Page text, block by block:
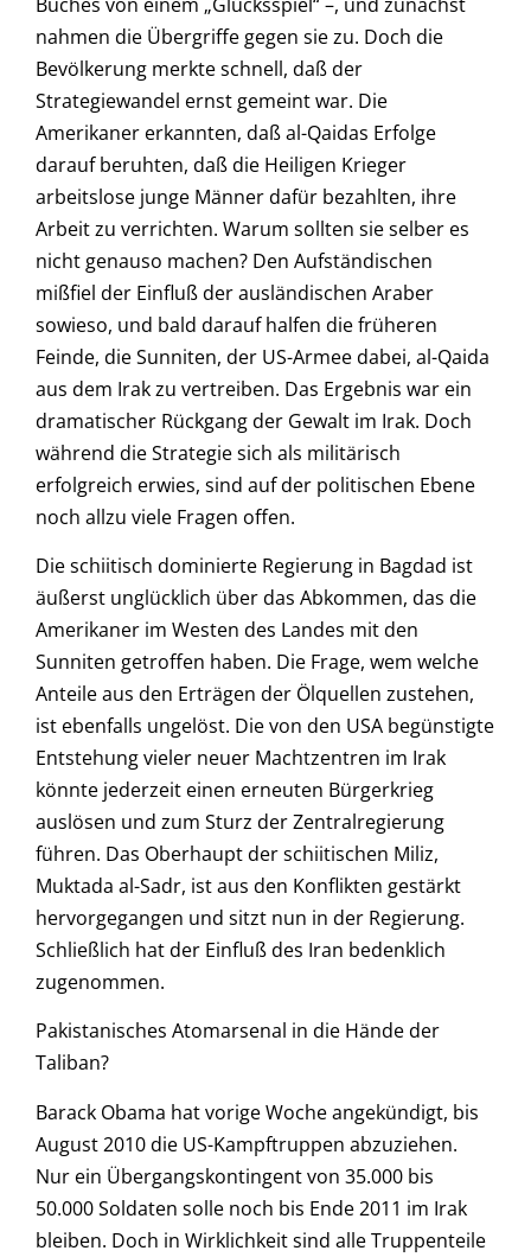
nahmen die Übergriffe gegen sie zu. Doch die
Bevölkerung merkte schnell, daß der
Strategiewandel ernst gemeint war. Die
Amerikaner erkannten, daß al-Qaidas Erfolge
darauf beruhten, daß die Heiligen Krieger
arbeitslose junge Männer dafür bezahlten, ihre
Arbeit zu verrichten. Warum sollten sie selber es
nicht genauso machen? Den Aufständischen
mißfiel der Einfluß der ausländischen Araber
sowieso, und bald darauf halfen die früheren
Feinde, die Sunniten, der US-Armee dabei, al-Qaida
aus dem Irak zu vertreiben. Das Ergebnis war ein
dramatischer Rückgang der Gewalt im Irak. Doch
während die Strategie sich als militärisch
erfolgreich erwies, sind auf der politischen Ebene
noch allzu viele Fragen offen.
Die schiitisch dominierte Regierung in Bagdad ist
äußerst unglücklich über das Abkommen, das die
Amerikaner im Westen des Landes mit den
Sunniten getroffen haben. Die Frage, wem welche
Anteile aus den Erträgen der Ölquellen zustehen,
ist ebenfalls ungelöst. Die von den USA begünstigte
Entstehung vieler neuer Machtzentren im Irak
könnte jederzeit einen erneuten Bürgerkrieg
auslösen und zum Sturz der Zentralregierung
führen. Das Oberhaupt der schiitischen Miliz,
Muktada al-Sadr, ist aus den Konflikten gestärkt
hervorgegangen und sitzt nun in der Regierung.
Schließlich hat der Einfluß des Iran bedenklich
zugenommen.
Pakistanisches Atomarsenal in die Hände der
Taliban?
Barack Obama hat vorige Woche angekündigt, bis
August 2010 die US-Kampftruppen abzuziehen.
Nur ein Übergangskontingent von 35.000 bis
50.000 Soldaten solle noch bis Ende 2011 im Irak
bleiben. Doch in Wirklichkeit sind alle Truppenteile